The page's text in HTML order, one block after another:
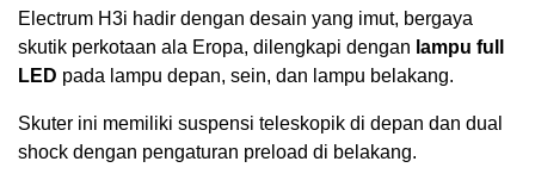
Electrum H3i hadir dengan desain yang imut, bergaya
skutik perkotaan ala Eropa, dilengkapi dengan lampu full
LED pada lampu depan, sein, dan lampu belakang.
Skuter ini memiliki suspensi teleskopik di depan dan dual
shock dengan pengaturan preload di belakang.